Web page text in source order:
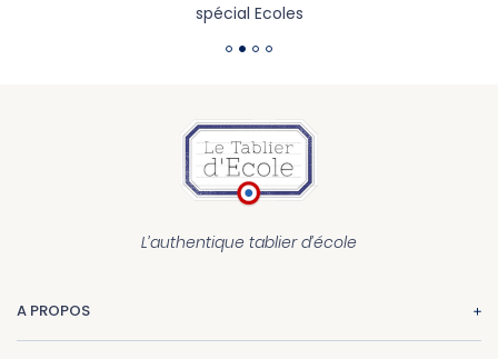
spécial Ecoles
L’authentique tablier d’école
A PROPOS